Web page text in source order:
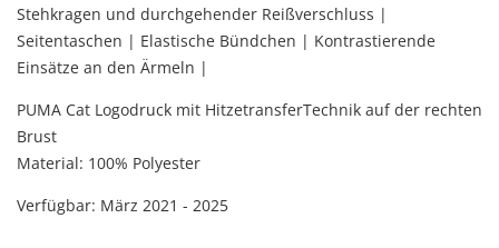
Stehkragen und durchgehender Reißverschluss |
Seitentaschen | Elastische Bündchen | Kontrastierende
Einsätze an den Ärmeln |
PUMA Cat Logodruck mit HitzetransferTechnik auf der rechten
Brust
Material: 100% Polyester
Verfügbar: März 2021 - 2025